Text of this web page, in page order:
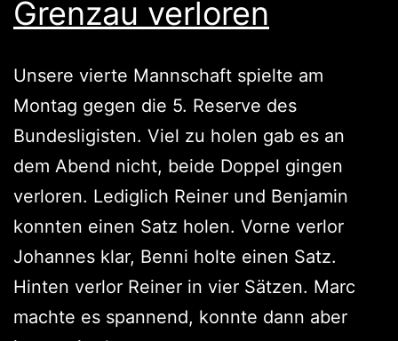
Grenzau verloren
Unsere vierte Mannschaft spielte am
Montag gegen die 5. Reserve des
Bundesligisten. Viel zu holen gab es an
dem Abend nicht, beide Doppel gingen
verloren. Lediglich Reiner und Benjamin
konnten einen Satz holen. Vorne verlor
Johannes klar, Benni holte einen Satz.
Hinten verlor Reiner in vier Sätzen. Marc
machte es spannend, konnte dann aber